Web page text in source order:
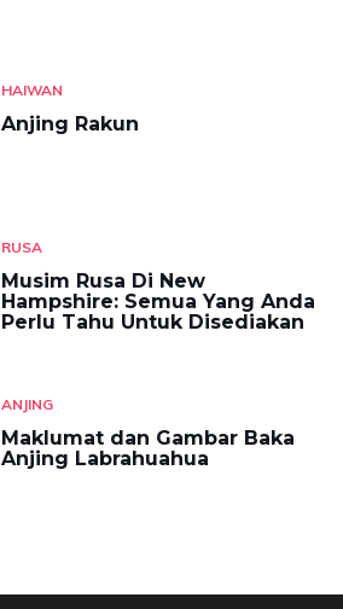
HAIWAN
Anjing Rakun
RUSA
Musim Rusa Di New
Hampshire: Semua Yang Anda
Perlu Tahu Untuk Disediakan
ANJING
Maklumat dan Gambar Baka
Anjing Labrahuahua